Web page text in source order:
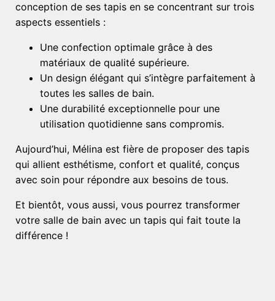
conception de ses tapis en se concentrant sur trois
aspects essentiels :
Une confection optimale grâce à des
matériaux de qualité supérieure.
Un design élégant qui s’intègre parfaitement à
toutes les salles de bain.
Une durabilité exceptionnelle pour une
utilisation quotidienne sans compromis.
Aujourd’hui, Mélina est fière de proposer des tapis
qui allient esthétisme, confort et qualité, conçus
avec soin pour répondre aux besoins de tous.
Et bientôt, vous aussi, vous pourrez transformer
votre salle de bain avec un tapis qui fait toute la
différence !